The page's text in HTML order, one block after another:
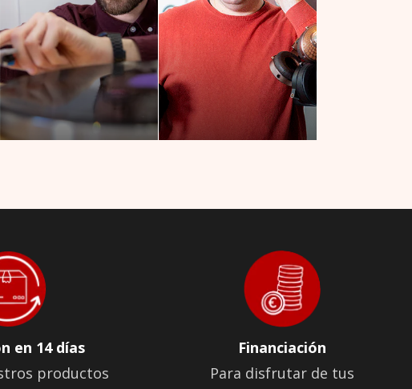
en 14 días
productos
Financiación
Para disfrutar de tus